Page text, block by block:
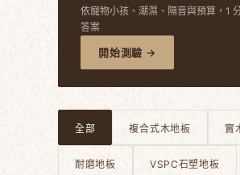
依寵物小孩、潮濕、隔音與預算，1
答案
開始測驗 →
全部 複合式木地板 實
耐磨地板 VSPC石塑地板